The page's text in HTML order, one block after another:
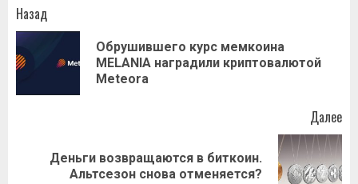
Навигация
записи
Назад
Обрушившего курс мемкоина
MELANIA наградили криптовалютой
Meteora
Далее
Следующая
Деньги возвращаются в биткоин.
Альтсезон снова отменяется?